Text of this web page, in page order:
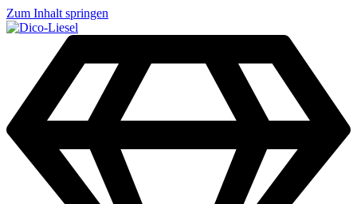
Zum Inhalt springen